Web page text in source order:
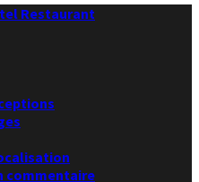
Restaurant
commentaire